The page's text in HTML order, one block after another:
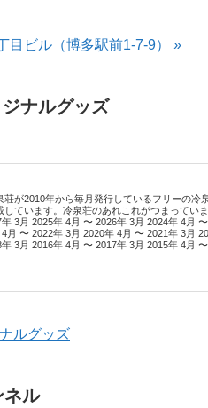
目ビル（博多駅前1-7-9） »
ナルグッズ
荘が2010年から毎月発行しているフリーの
しています。冷泉荘のあれこれがつまってい
3月 2025年 4月 〜 2026年 3月 2024年 4月
月 〜 2022年 3月 2020年 4月 〜 2021年 3月
3月 2016年 4月 〜 2017年 3月 2015年 4月
ルグッズ
ネル